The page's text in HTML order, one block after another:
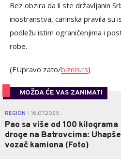
Bez obzira da li ste državljanin
inostranstva, carinska pravila su
podležu istim ograničenjima i
robe.
(EUpravo zato/biznis.rs)
MOŽDA ĆE VAS ZANIMATI
REGION 16.07.2025.
Pao sa više od 100 kilograma
droge na Batrovcima:
vozač kamiona (Foto)